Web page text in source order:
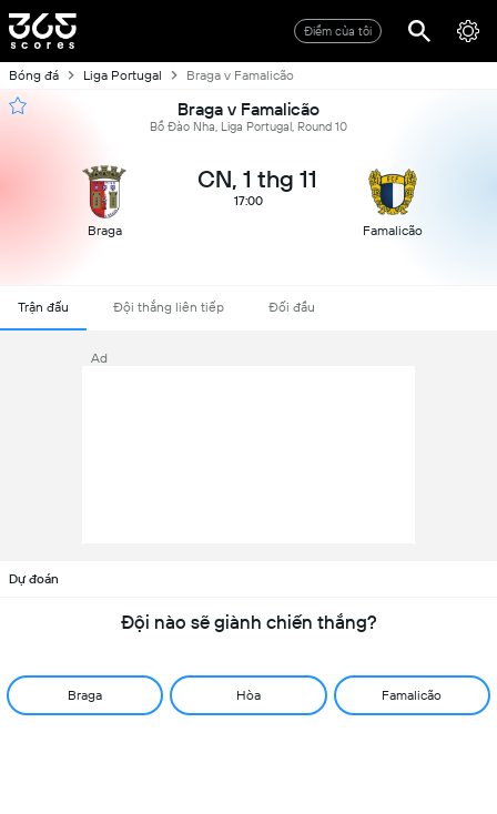
Điểm của tôi
Bóng đá Liga Portugal Braga v Famalicão
Braga v Famalicão
Bồ Đào Nha, Liga Portugal, Round 10
Braga
CN, 1 thg 11
17:00
Famalicão
Trận đấu Đội thắng liên tiếp Đối đầu
Ad
Dự đoán
Đội nào sẽ giành chiến thắng?
Braga Hòa Famalicão